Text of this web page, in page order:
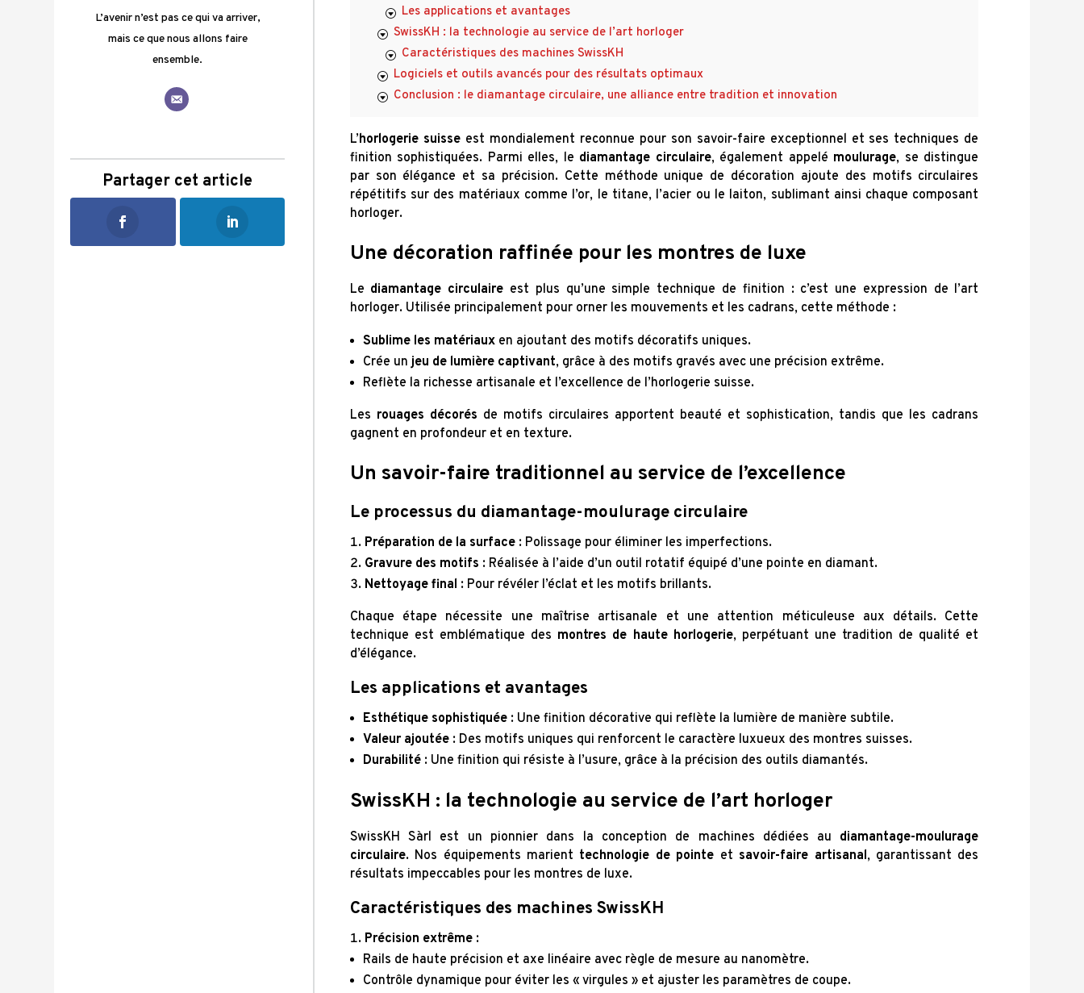
L’avenir n’est pas ce qui va arriver,
mais ce que nous allons faire
ensemble.
Partager cet article
Les applications et avantages
SwissKH : la technologie au service de l’art horloger
Caractéristiques des machines SwissKH
Logiciels et outils avancés pour des résultats optimaux
Conclusion : le diamantage circulaire, une alliance entre tradition et innovation
L’horlogerie suisseest mondialement reconnue pour son savoir-faire exceptionnel et ses techniques de
finition sophistiquées. Parmi elles, le diamantage circulaire, également appelé moulurage, se distingue
par son élégance et sa précision. Cette méthode unique de décoration ajoute des motifs circulaires
répétitifs sur des matériaux comme l’or, le titane, l’acier ou le laiton, sublimant ainsi chaque composant
horloger.
Une décoration raffinée pour les montres de luxe
Le diamantage circulaire est plus qu’une simple technique de finition : c’est une expression de l’art
horloger. Utilisée principalement pour orner les mouvements et les cadrans, cette méthode :
Sublime les matériauxen ajoutant des motifs décoratifs uniques.
Crée unjeu de lumière captivant, grâce à des motifs gravés avec une précision extrême.
Reflète la richesse artisanale et l’excellence de l’horlogerie suisse.
Les rouages décorés de motifs circulaires apportent beauté et sophistication, tandis que les cadrans
gagnent en profondeur et en texture.
Un savoir-faire traditionnel au service de l’excellence
Le processus du diamantage-moulurage circulaire
Préparation de la surface: Polissage pour éliminer les imperfections.
Gravure des motifs : Réalisée à l’aide d’un outil rotatif équipé d’une pointe en diamant.
Nettoyage final : Pour révéler l’éclat et les motifs brillants.
Chaque étape nécessite une maîtrise artisanale et une attention méticuleuse aux détails. Cette
technique est emblématique des montres de haute horlogerie, perpétuant une tradition de qualité et
d’élégance.
Les applications et avantages
Esthétique sophistiquée: Une finition décorative qui reflète la lumière de manière subtile.
Valeur ajoutée: Des motifs uniques qui renforcent le caractère luxueux des montres suisses.
Durabilité: Une finition qui résiste à l’usure, grâce à la précision des outils diamantés.
SwissKH : la technologie au service de l’art horloger
SwissKH Sàrl est un pionnier dans la conception de machines dédiées au diamantage-moulurage
circulaire. Nos équipements marient technologie de pointe et savoir-faire artisanal, garantissant des
résultats impeccables pour les montres de luxe.
Caractéristiques des machines SwissKH
Précision extrême:
Rails de haute précision et axe linéaire avec règle de mesure au nanomètre.
Contrôle dynamique pour éviter les « virgules » et ajuster les paramètres de coupe.